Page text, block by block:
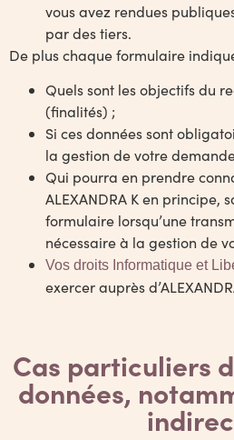
vous avez rendues
par des tiers.
De plus chaque formulaire
Quels sont les objectifs du
(finalités) ;
Si ces données sont
la gestion de votre
Qui pourra en prendre
ALEXANDRA K en principe,
formulaire lorsqu’une
nécessaire à la gestion de
Vos droits Informatique et
exercer auprès
Cas particuliers
données,